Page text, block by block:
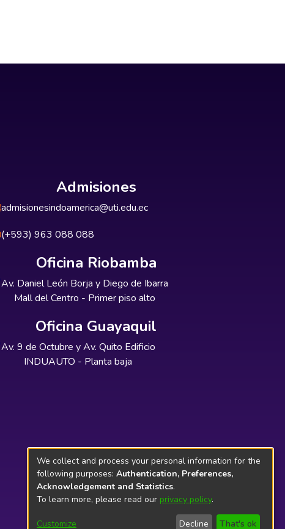
Admisiones
admisionesindoamerica@uti.edu.ec
(+593) 963 088 088
Oficina Riobamba
Av. Daniel León Borja y Diego de Ibarra
Mall del Centro - Primer piso alto
Oficina Guayaquil
Av. 9 de Octubre y Av. Quito Edificio
INDUAUTO - Planta baja
We collect and process your personal information for the
following purposes: Authentication, Preferences,
Acknowledgement and Statistics.
To learn more, please read our privacy policy.
Customize Decline That's ok